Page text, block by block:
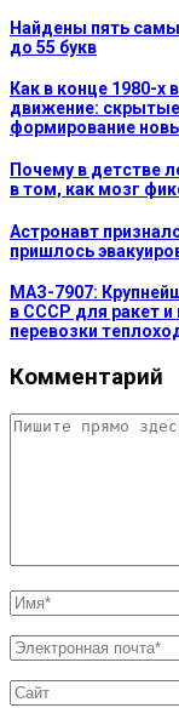
Найдены пять
до 55 букв
Как в конце 1980-
движение:
формирование
Почему в детстве
в том, как мозг
Астронавт
пришлось
МАЗ-7907:
в СССР для ракет и
перевозки
Комментарий